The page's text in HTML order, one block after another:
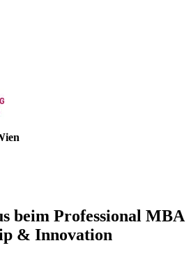
beim Professional MBA
& Innovation